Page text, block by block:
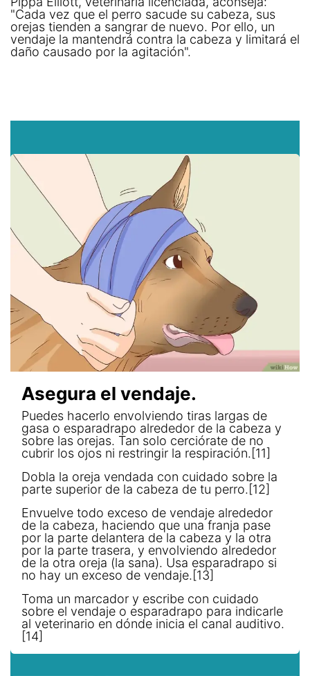
"Cada vez que el perro sacude su cabeza, sus
orejas tienden a sangrar de nuevo. Por ello, un
vendaje la mantendrá contra la cabeza y limitará el
daño causado por la agitación".
Asegura el vendaje.
Puedes hacerlo envolviendo tiras largas de
gasa o esparadrapo alrededor de la cabeza y
sobre las orejas. Tan solo cerciórate de no
cubrir los ojos ni restringir la respiración.[11]
Dobla la oreja vendada con cuidado sobre la
parte superior de la cabeza de tu perro.[12]
Envuelve todo exceso de vendaje alrededor
de la cabeza, haciendo que una franja pase
por la parte delantera de la cabeza y la otra
por la parte trasera, y envolviendo alrededor
de la otra oreja (la sana). Usa esparadrapo si
no hay un exceso de vendaje.[13]
Toma un marcador y escribe con cuidado
sobre el vendaje o esparadrapo para indicarle
al veterinario en dónde inicia el canal auditivo.
[14]